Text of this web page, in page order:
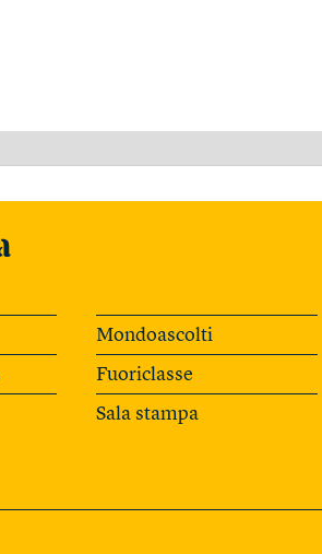
Mondoascolti
Fuoriclasse
Sala stampa